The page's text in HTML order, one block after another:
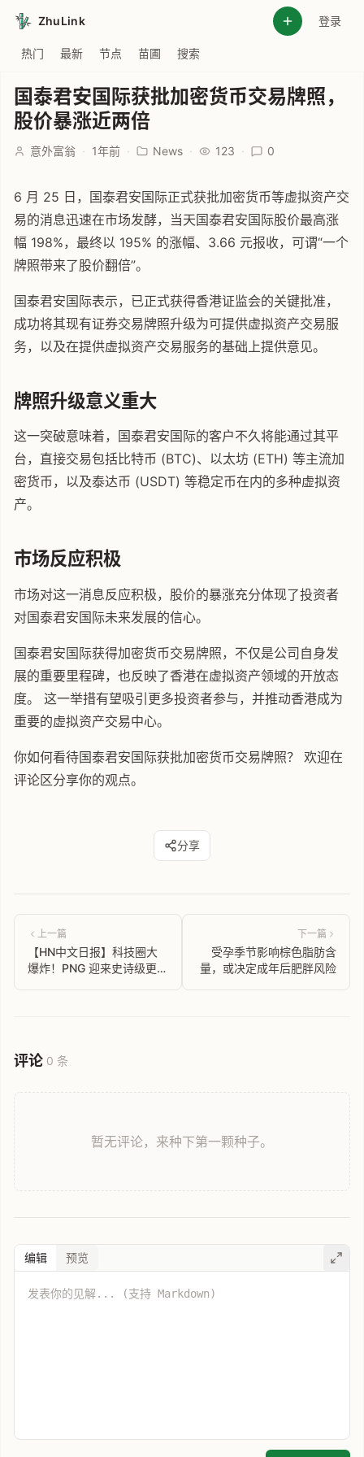
ZhuLink 登录
热门 最新 节点 苗圃 搜索
国泰君安国际获批加密货币交易牌照，
股价暴涨近两倍
意外富翁 · 1年前 · News · 123 · 0
6 月 25 日，国泰君安国际正式获批加密货币等虚拟资产交
易的消息迅速在市场发酵，当天国泰君安国际股价最高涨
幅 198%，最终以 195% 的涨幅、3.66 元报收，可谓“一个
牌照带来了股价翻倍”。
国泰君安国际表示，已正式获得香港证监会的关键批准，
成功将其现有证券交易牌照升级为可提供虚拟资产交易服
务，以及在提供虚拟资产交易服务的基础上提供意见。
牌照升级意义重大
这一突破意味着，国泰君安国际的客户不久将能通过其平
台，直接交易包括比特币 (BTC)、以太坊 (ETH) 等主流加
密货币，以及泰达币 (USDT) 等稳定币在内的多种虚拟资
产。
市场反应积极
市场对这一消息反应积极，股价的暴涨充分体现了投资者
对国泰君安国际未来发展的信心。
国泰君安国际获得加密货币交易牌照，不仅是公司自身发
展的重要里程碑，也反映了香港在虚拟资产领域的开放态
度。 这一举措有望吸引更多投资者参与，并推动香港成为
重要的虚拟资产交易中心。
你如何看待国泰君安国际获批加密货币交易牌照？ 欢迎在
评论区分享你的观点。
分享
上一篇
【HN中文日报】科技圈大
爆炸！PNG 迎来史诗级更
下一篇
受孕季节影响棕色脂肪含
量，或决定成年后肥胖风险
评论 0 条
暂无评论，来种下第一颗种子。
编辑 预览